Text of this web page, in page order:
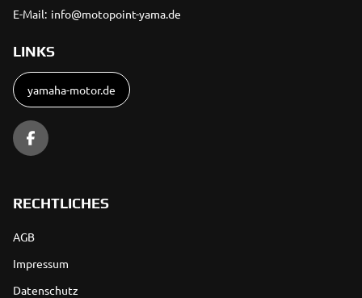
E-Mail: info@motopoint-yama.de
LINKS
yamaha-motor.de
RECHTLICHES
AGB
Impressum
Datenschutz